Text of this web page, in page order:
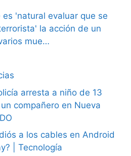
'natural evaluar que se
la acción de un
mue…
arresta a niño de 13
compañero en Nueva
a los cables en Android
| Tecnología